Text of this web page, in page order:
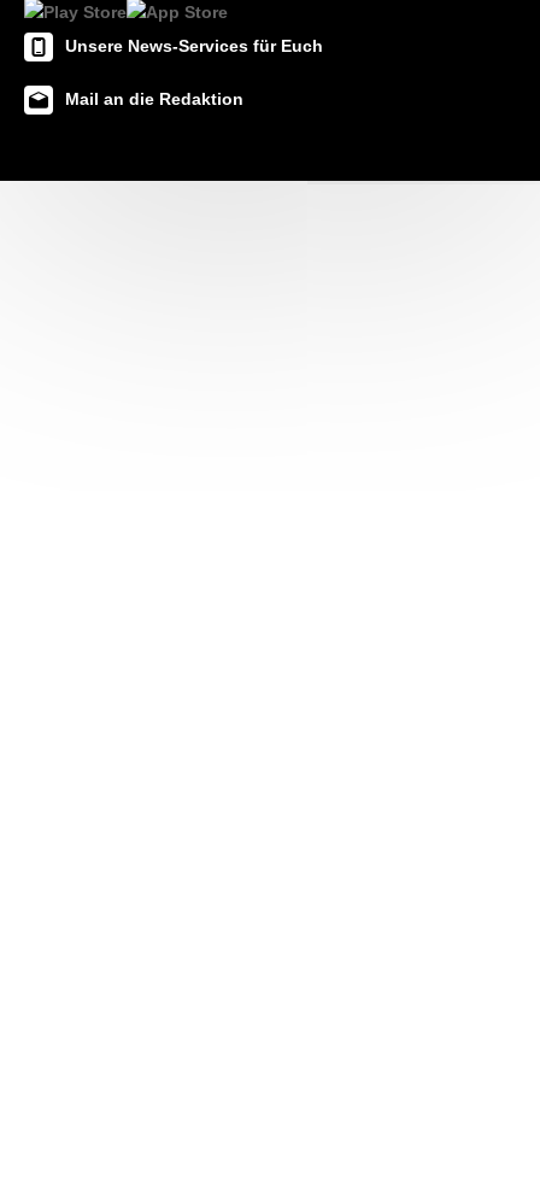
Unsere News-Services für Euch
Mail an die Redaktion